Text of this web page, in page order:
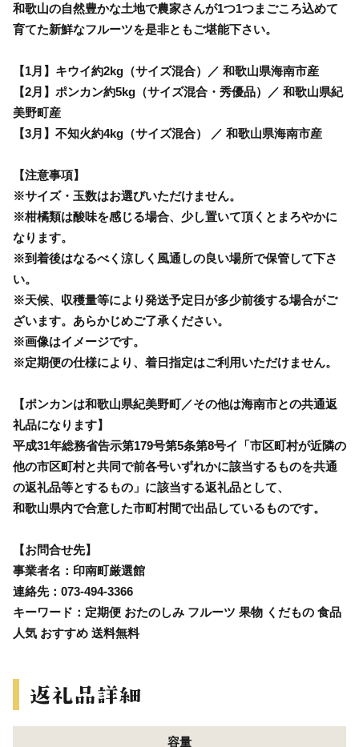
和歌山の自然豊かな土地で農家さんが1つ1つまごころ込めて
育てた新鮮なフルーツを是非ともご堪能下さい。
【1月】キウイ約2kg（サイズ混合）／ 和歌山県海南市産
【2月】ポンカン約5kg（サイズ混合・秀優品）／ 和歌山県紀
美野町産
【3月】不知火約4kg（サイズ混合） ／ 和歌山県海南市産
【注意事項】
※サイズ・玉数はお選びいただけません。
※柑橘類は酸味を感じる場合、少し置いて頂くとまろやかに
なります。
※到着後はなるべく涼しく風通しの良い場所で保管して下さ
い。
※天候、収穫量等により発送予定日が多少前後する場合がご
ざいます。あらかじめご了承ください。
※画像はイメージです。
※定期便の仕様により、着日指定はご利用いただけません。
【ポンカンは和歌山県紀美野町／その他は海南市との共通返
礼品になります】
平成31年総務省告示第179号第5条第8号イ「市区町村が近隣の
他の市区町村と共同で前各号いずれかに該当するものを共通
の返礼品等とするもの」に該当する返礼品として、
和歌山県内で合意した市町村間で出品しているものです。
【お問合せ先】
事業者名：印南町厳選館
連絡先：073-494-3366
キーワード：定期便 おたのしみ フルーツ 果物 くだもの 食品
人気 おすすめ 送料無料
容量